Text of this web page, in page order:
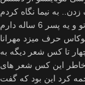
به نیما نگاه کردم
در حین ورق بازی با جولیا برگشت گفت میگه من یه دختر 15 ساله تقریبا هم سن و سال تو و یه پسر 6 ساله دارم
حرف میزد مهرانا
تا کس شعر دیگه به
خاطر این کس شعر های
کرد این بود که گفت